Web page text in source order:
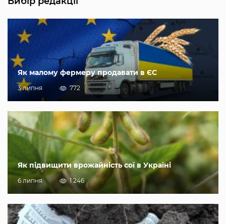
Як малому фермеру продавати в ЄС
3 липня 772
Як підвищити врожайність сої в Україні
6 липня 1 246